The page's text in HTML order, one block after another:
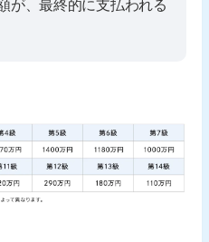
が、最終的に支払われる